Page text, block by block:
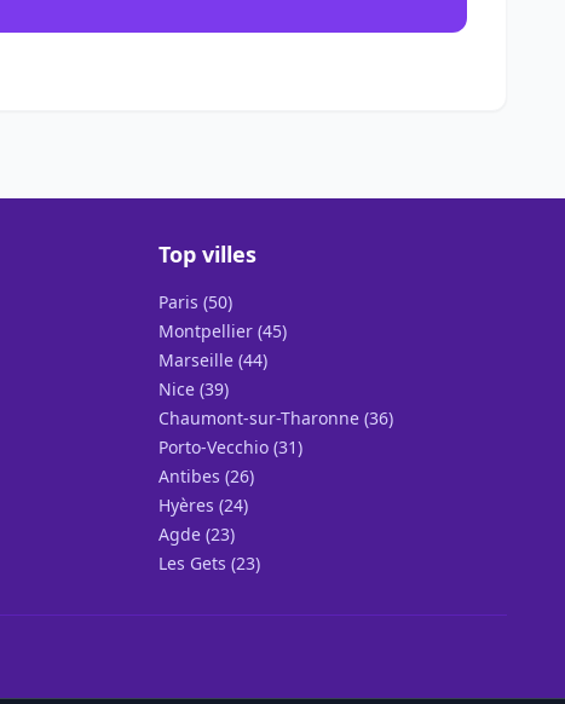
Top villes
Paris (50)
Montpellier (45)
Marseille (44)
Nice (39)
Chaumont-sur-Tharonne (36)
Porto-Vecchio (31)
Antibes (26)
Hyères (24)
Agde (23)
Les Gets (23)